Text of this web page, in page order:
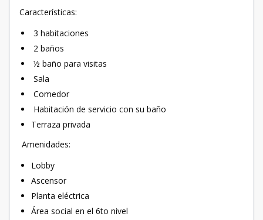
Características:
3 habitaciones
2 baños
½ baño para visitas
Sala
Comedor
Habitación de servicio con su baño
Terraza privada
Amenidades:
Lobby
Ascensor
Planta eléctrica
Área social en el 6to nivel